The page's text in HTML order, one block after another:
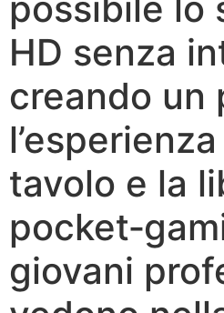
HD senza
creando un
tavolo e la
giovani